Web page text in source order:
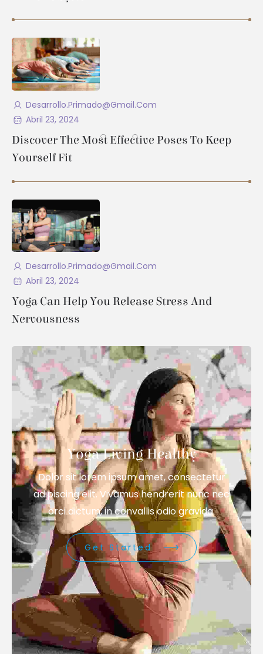
Abril 23, 2024
Desarrollo.primado@gmail.com
Discover The Most Effective Poses To Keep
Yourself Fit
Abril 23, 2024
Desarrollo.primado@gmail.com
Yoga Can Help You Release Stress And
Nervousness
Yoga Living Healthy
Dolor sit lorem ipsum amet, consectetur
adipiscing elit. Vivamus hendrerit nunc nec
orci dictum, in convallis odio gravida.
Get Started